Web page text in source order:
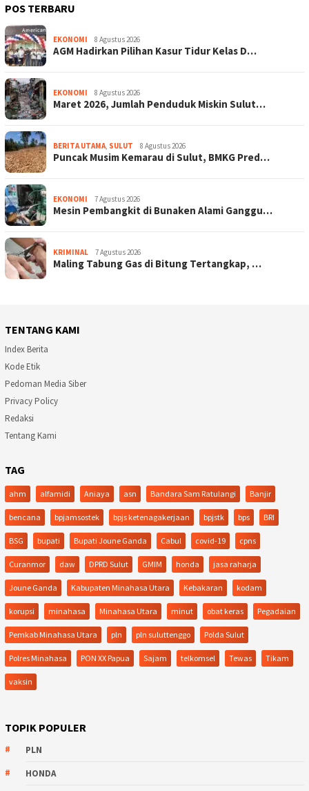
POS TERBARU
EKONOMI 8 Agustus 2026
AGM Hadirkan Pilihan Kasur Tidur Kelas D…
EKONOMI 8 Agustus 2026
Maret 2026, Jumlah Penduduk Miskin Sulut…
BERITA UTAMA SULUT 8 Agustus 2026
Puncak Musim Kemarau di Sulut, BMKG Pred…
EKONOMI 7 Agustus 2026
Mesin Pembangkit di Bunaken Alami Ganggu…
KRIMINAL 7 Agustus 2026
Maling Tabung Gas di Bitung Tertangkap, …
TENTANG KAMI
Index Berita
Kode Etik
Pedoman Media Siber
Privacy Policy
Redaksi
Tentang Kami
TAG
ahm alfamidi Aniaya asn Bandara Sam Ratulangi Banjir
bencana bpjamsostek bpjs ketenagakerjaan bpjstk bps BRI
BSG bupati Bupati Joune Ganda Cabul covid-19 cpns
Curanmor daw DPRD Sulut GMIM honda jasa raharja
Joune Ganda Kabupaten Minahasa Utara Kebakaran kodam
korupsi minahasa Minahasa Utara minut obat keras Pegadaian
Pemkab Minahasa Utara pln pln suluttenggo Polda Sulut
Polres Minahasa PON XX Papua Sajam telkomsel Tewas Tikam
vaksin
TOPIK POPULER
PLN
HONDA